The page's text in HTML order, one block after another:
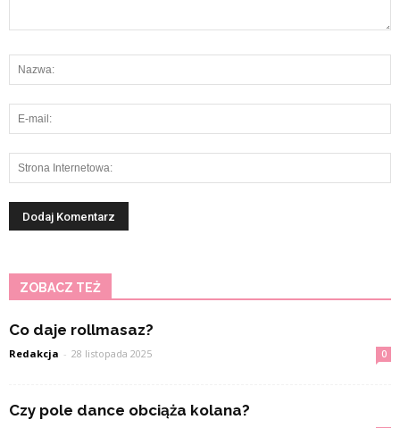
ZOBACZ TEŻ
Co daje rollmasaz?
Redakcja - 28 listopada 2025 0
Czy pole dance obciąża kolana?